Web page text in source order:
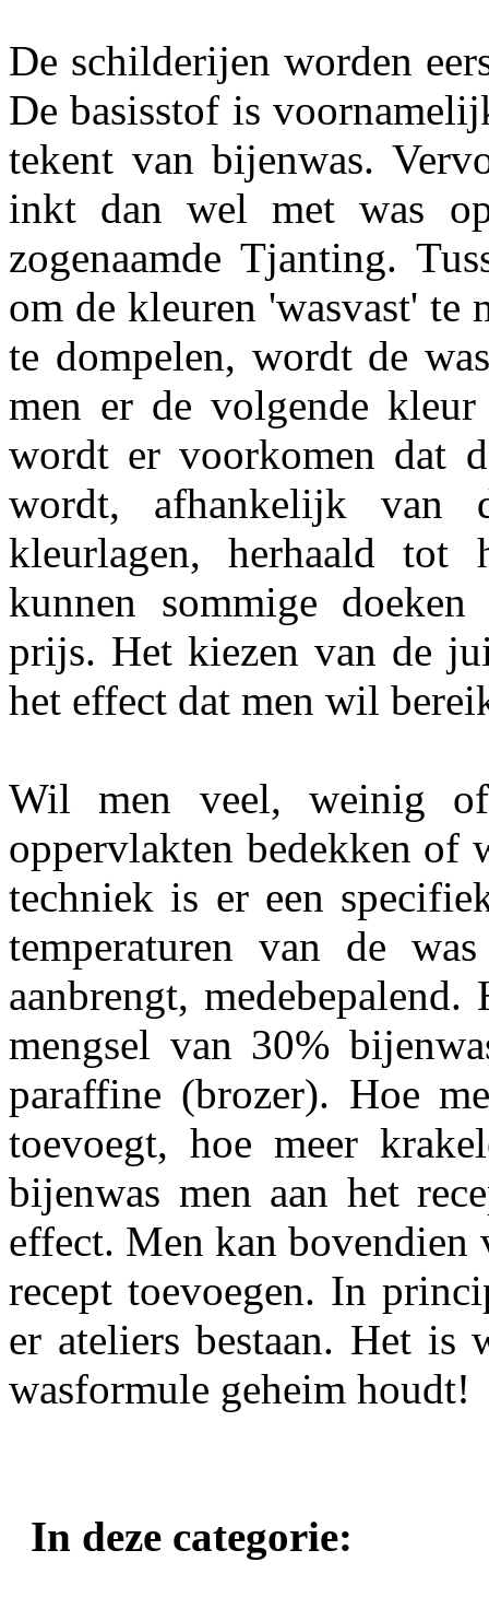
De schilderijen worden
De basisstof is
tekent van bijenwas.
inkt dan wel met was
zogenaamde Tjanting.
om de kleuren 'wasvast' te
te dompelen, wordt de
men er de volgende
wordt er voorkomen dat
wordt, afhankelijk van
kleurlagen, herhaald tot
kunnen sommige
prijs. Het kiezen van de
het effect dat men wil
Wil men veel, weinig
oppervlakten bedekken of
techniek is er een
temperaturen van de
aanbrengt,
mengsel van 30%
paraffine (brozer). Hoe
toevoegt, hoe meer
bijenwas men aan het
effect. Men kan bovendien
recept toevoegen. In
er ateliers bestaan. Het
wasformule geheim houdt!
In deze categorie: